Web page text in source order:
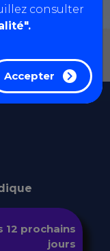
consulter
Accepter
12 prochains
jours